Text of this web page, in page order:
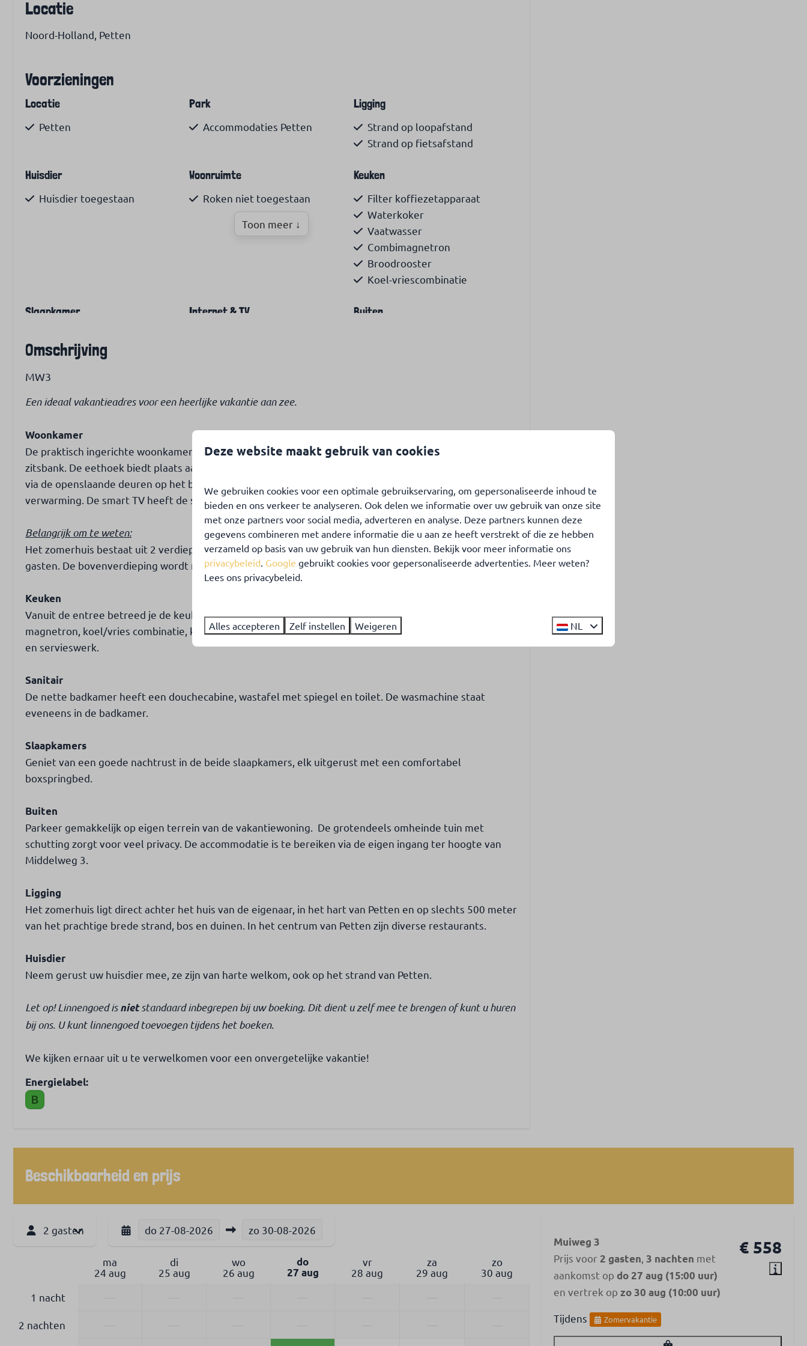
Locatie
Noord-Holland, Petten
Voorzieningen
Locatie
Petten
Park
Accommodaties Petten
Ligging
Strand op loopafstand
Strand op fietsafstand
Huisdier
Huisdier toegestaan
Woonruimte
Roken niet toegestaan
Keuken
Filter koffiezetapparaat
Waterkoker
Vaatwasser
Combimagnetron
Broodrooster
Koel-vriescombinatie
Slaapkamer Internet & TV Buiten
Toon meer ↓
Omschrijving
MW3
Een ideaal vakantieadres voor een heerlijke vakantie aan zee.
Woonkamer
De praktisch ingerichte woonkamer heeft een comfortabele zithoek voor 4 personen, met een 2- en 3-
zitsbank. De eethoek biedt plaats aan 4 personen en kijkt uit op het terras. Vanuit de woonkamer kom je
via de openslaande deuren op het betegelde terras. De gehele accommodatie is voorzien van centrale
verwarming. De smart TV heeft de standaard Nederlandse en Duitse zenders. Gratis wifi is beschikbaar.
Belangrijk om te weten:
Het zomerhuis bestaat uit 2 verdiepingen, maar alleen de benedenverdieping staat ter beschikking voor
gasten. De bovenverdieping wordt reeds bewoond en heeft een eigen ingang en tuin.
Keuken
Vanuit de entree betreed je de keuken. Hier vind je alles wat je nodig hebt, inclusief een combi
magnetron, koel/vries combinatie, koffiezetapparaat, waterkoker, vaatwasmachine en voldoende glas-
en servieswerk.
Sanitair
De nette badkamer heeft een douchecabine, wastafel met spiegel en toilet. De wasmachine staat
eveneens in de badkamer.
Slaapkamers
Geniet van een goede nachtrust in de beide slaapkamers, elk uitgerust met een comfortabel
boxspringbed.
Buiten
Parkeer gemakkelijk op eigen terrein van de vakantiewoning. De grotendeels omheinde tuin met
schutting zorgt voor veel privacy. De accommodatie is te bereiken via de eigen ingang ter hoogte van
Middelweg 3.
Ligging
Het zomerhuis ligt direct achter het huis van de eigenaar, in het hart van Petten en op slechts 500 meter
van het prachtige brede strand, bos en duinen. In het centrum van Petten zijn diverse restaurants.
Huisdier
Neem gerust uw huisdier mee, ze zijn van harte welkom, ook op het strand van Petten.
Let op! Linnengoed isnietstandaard inbegrepen bij uw boeking. Dit dient u zelf mee te brengen of kunt u huren
bij ons. U kunt linnengoed toevoegen tijdens het boeken.
We kijken ernaar uit u te verwelkomen voor een onvergetelijke vakantie!
Energielabel:
Beschikbaarheid en prijs
2 gasten do 27-08-2026 zo 30-08-2026
ma
24 aug
di
25 aug
wo
26 aug
do
27 aug
vr
28 aug
za
29 aug
zo
30 aug
1 nacht
2 nachten
€ 558
Muiweg 3
Prijs voor 2 gasten 3 nachten met
aankomst op do 27 aug (15:00 uur)
en vertrek op zo 30 aug (10:00 uur)
Tijdens Zomervakantie
Deze website maakt gebruik van cookies
We gebruiken cookies voor een optimale gebruikservaring, om gepersonaliseerde inhoud te
bieden en ons verkeer te analyseren. Ook delen we informatie over uw gebruik van onze site
met onze partners voor social media, adverteren en analyse. Deze partners kunnen deze
gegevens combineren met andere informatie die u aan ze heeft verstrekt of die ze hebben
verzameld op basis van uw gebruik van hun diensten. Bekijk voor meer informatie ons
privacybeleid. Google gebruikt cookies voor gepersonaliseerde advertenties. Meer weten?
Lees ons privacybeleid.
Alles accepteren Zelf instellen Weigeren NL